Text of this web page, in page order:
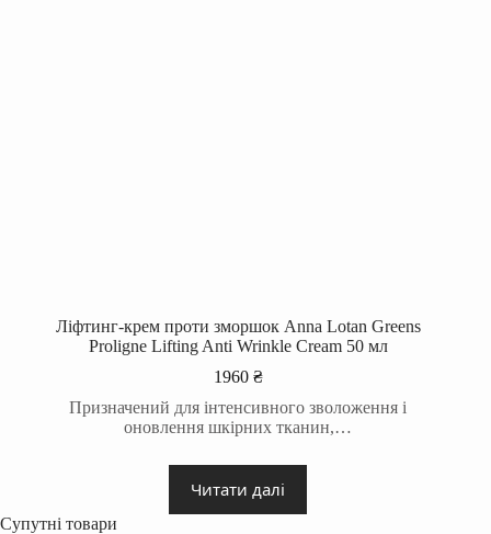
Ліфтинг-крем проти зморшок Anna Lotan Greens
Proligne Lifting Anti Wrinkle Cream 50 мл
1960 ₴
Призначений для інтенсивного зволоження і
оновлення шкірних тканин,…
Читати далі
Супутні товари